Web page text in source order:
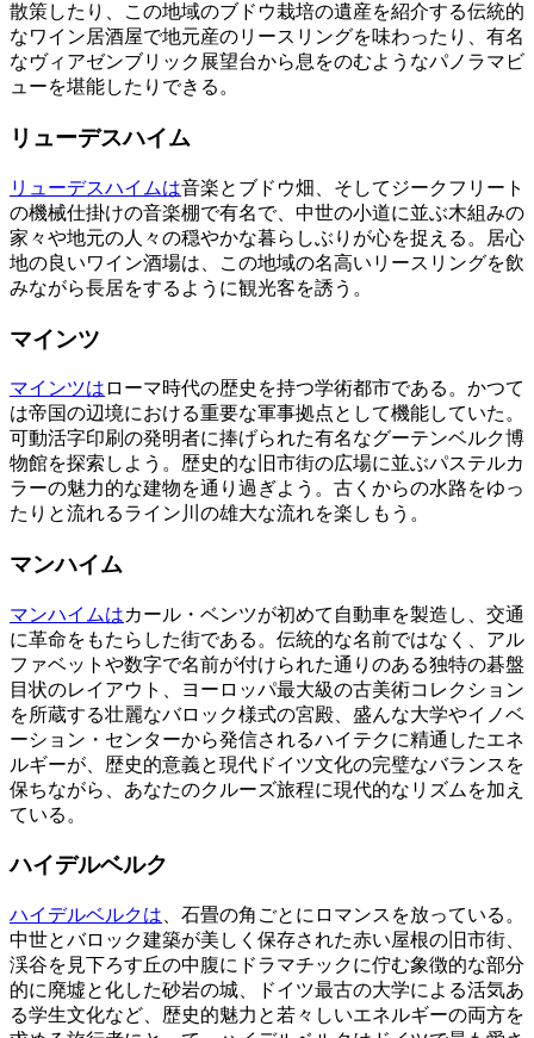
散策したり、この地域のブドウ栽培の遺産を紹介する伝統的
なワイン居酒屋で地元産のリースリングを味わったり、有名
なヴィアゼンブリック展望台から息をのむようなパノラマビ
ューを堪能したりできる。
リューデスハイム
リューデスハイムは音楽とブドウ畑、そしてジークフリート
の機械仕掛けの音楽棚で有名で、中世の小道に並ぶ木組みの
家々や地元の人々の穏やかな暮らしぶりが心を捉える。居心
地の良いワイン酒場は、この地域の名高いリースリングを飲
みながら長居をするように観光客を誘う。
マインツ
マインツは ローマ時代の歴史を持つ学術都市である。かつて
は帝国の辺境における重要な軍事拠点として機能していた。
可動活字印刷の発明者に捧げられた有名なグーテンベルク博
物館を探索しよう。歴史的な旧市街の広場に並ぶパステルカ
ラーの魅力的な建物を通り過ぎよう。古くからの水路をゆっ
たりと流れるライン川の雄大な流れを楽しもう。
マンハイム
マンハイムはカール・ベンツが初めて自動車を製造し、交通
に革命をもたらした街である。伝統的な名前ではなく、アル
ファベットや数字で名前が付けられた通りのある独特の碁盤
目状のレイアウト、ヨーロッパ最大級の古美術コレクション
を所蔵する壮麗なバロック様式の宮殿、盛んな大学やイノベ
ーション・センターから発信されるハイテクに精通したエネ
ルギーが、歴史的意義と現代ドイツ文化の完璧なバランスを
保ちながら、あなたのクルーズ旅程に現代的なリズムを加え
ている。
ハイデルベルク
ハイデルベルクは 、石畳の角ごとにロマンスを放っている。
中世とバロック建築が美しく保存された赤い屋根の旧市街、
渓谷を見下ろす丘の中腹にドラマチックに佇む象徴的な部分
的に廃墟と化した砂岩の城、ドイツ最古の大学による活気あ
る学生文化など、歴史的魅力と若々しいエネルギーの両方を